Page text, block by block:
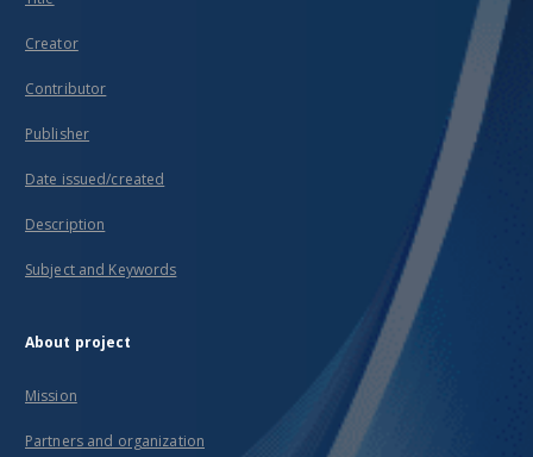
Creator
Contributor
Publisher
Date issued/created
Description
Subject and Keywords
About project
Mission
Partners and organization